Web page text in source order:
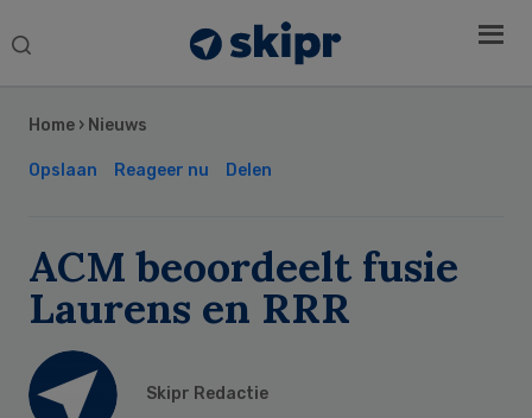
Search
Home › Nieuws
Opslaan Reageer nu Delen
ACM beoordeelt fusie
Laurens en RRR
Skipr Redactie
Sidebar